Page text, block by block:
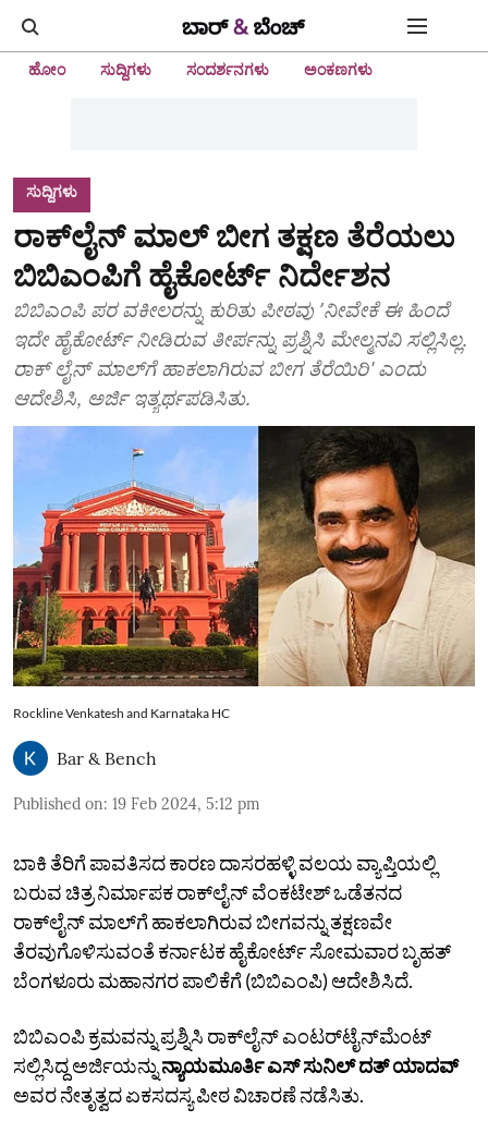
ಹೋಂ ಸುದ್ದಿಗಳು ಸಂದರ್ಶನಗಳು ಅಂಕಣಗಳು
ಸುದ್ದಿಗಳು
ರಾಕ್‌ಲೈನ್‌ ಮಾಲ್‌ ಬೀಗ ತಕ್ಷಣ ತೆರೆಯಲು
ಬಿಬಿಎಂಪಿಗೆ ಹೈಕೋರ್ಟ್‌ ನಿರ್ದೇಶನ
ಬಿಬಿಎಂಪಿ ಪರ ವಕೀಲರನ್ನು ಕುರಿತು ಪೀಠವು ʼನೀವೇಕೆ ಈ ಹಿಂದೆ
ಇದೇ ಹೈಕೋರ್ಟ್‌ ನೀಡಿರುವ ತೀರ್ಪನ್ನು ಪ್ರಶ್ನಿಸಿ ಮೇಲ್ಮನವಿ ಸಲ್ಲಿಸಿಲ್ಲ.
ರಾಕ್‌ ಲೈನ್‌ ಮಾಲ್‌ಗೆ ಹಾಕಲಾಗಿರುವ ಬೀಗ ತೆರೆಯಿರಿ' ಎಂದು
ಆದೇಶಿಸಿ, ಅರ್ಜಿ ಇತ್ಯರ್ಥಪಡಿಸಿತು.
Rockline Venkatesh and Karnataka HC
Bar & Bench
Published on: 19 Feb 2024, 5:12 pm
ಬಾಕಿ ತೆರಿಗೆ ಪಾವತಿಸದ ಕಾರಣ ದಾಸರಹಳ್ಳಿ ವಲಯ ವ್ಯಾಪ್ತಿಯಲ್ಲಿ
ಬರುವ ಚಿತ್ರ ನಿರ್ಮಾಪಕ ರಾಕ್‌ಲೈನ್‌ ವೆಂಕಟೇಶ್‌ ಒಡೆತನದ
ರಾಕ್‌ಲೈನ್‌ ಮಾಲ್‌ಗೆ ಹಾಕಲಾಗಿರುವ ಬೀಗವನ್ನು ತಕ್ಷಣವೇ
ತೆರವುಗೊಳಿಸುವಂತೆ ಕರ್ನಾಟಕ ಹೈಕೋರ್ಟ್‌ ಸೋಮವಾರ ಬೃಹತ್‌
ಬೆಂಗಳೂರು ಮಹಾನಗರ ಪಾಲಿಕೆಗೆ (ಬಿಬಿಎಂಪಿ) ಆದೇಶಿಸಿದೆ.
ಬಿಬಿಎಂಪಿ ಕ್ರಮವನ್ನು ಪ್ರಶ್ನಿಸಿ ರಾಕ್‌ಲೈನ್‌ ಎಂಟರ್‌ಟೈನ್‌ಮೆಂಟ್‌
ಸಲ್ಲಿಸಿದ್ದ ಅರ್ಜಿಯನ್ನುನ್ಯಾಯಮೂರ್ತಿ ಎಸ್‌ ಸುನಿಲ್‌ ದತ್‌ ಯಾದವ್‌
ಅವರ ನೇತೃತ್ವದ ಏಕಸದಸ್ಯ ಪೀಠ ವಿಚಾರಣೆ ನಡೆಸಿತು.